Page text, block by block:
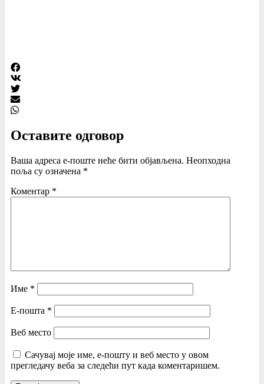
Оставите одговор
Ваша адреса е-поште неће бити објављена. Неопходна
поља су означена *
Коментар *
Име *
Е-пошта *
Веб место
Сачувај моје име, е-пошту и веб место у овом
прегледачу веба за следећи пут када коментаришем.